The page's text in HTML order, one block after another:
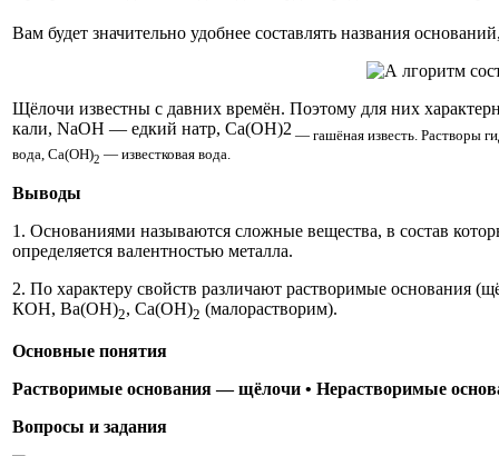
Вам будет значительно удобнее составлять названия
Щёлочи известны с давних времён. Поэтому для них
кали, NaOH — едкий натр, Са(ОН)2 — гашёная известь. Растворы
вода, Са(ОН)2 — известковая вода.
Выводы
1. Основаниями называются сложные вещества, в состав
определяется валентностью металла.
2. По характеру свойств различают растворимые основания
КОН, Ва(ОН)2, Са(ОН)2 (малорастворим).
Основные понятия
Растворимые основания — щёлочи • Нерастворимые
Вопросы и задания